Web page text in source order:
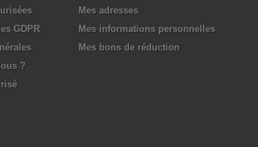
GDPR
?
Mes adresses
Mes informations personnelles
Mes bons de réduction